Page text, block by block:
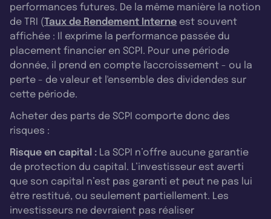
performances futures. De la même manière la notion
de TRI (Taux de Rendement Interne est souvent
affichée : Il exprime la performance passée du
placement financier en SCPI. Pour une période
donnée, il prend en compte l'accroissement - ou la
perte - de valeur et l'ensemble des dividendes sur
cette période.
Acheter des parts de SCPI comporte donc des
risques :
Risque en capital : La SCPI n’offre aucune garantie
de protection du capital. L’investisseur est averti
que son capital n’est pas garanti et peut ne pas lui
être restitué, ou seulement partiellement. Les
investisseurs ne devraient pas réaliser